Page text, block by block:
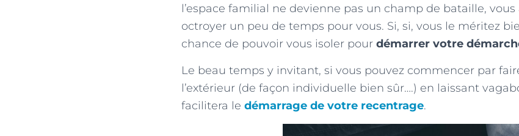
l’espace familial ne devienne pas un champ de bataille,
octroyer un peu de temps pour vous. Si, si, vous le méritez
chance de pouvoir vous isoler pour démarrer votre
Le beau temps y invitant, si vous pouvez commencer par
l’extérieur (de façon individuelle bien sûr….) en laissant
facilitera le démarrage de votre recentrage.